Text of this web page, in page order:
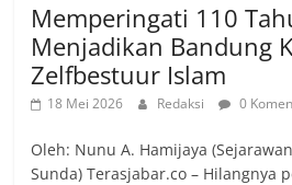
Memperingati 110
Menjadikan Bandung
Zelfbestuur Islam
18 Mei 2026 Redaksi 0
Oleh: Nunu A. Hamijaya
Sunda) Terasjabar.co – Hilangnya